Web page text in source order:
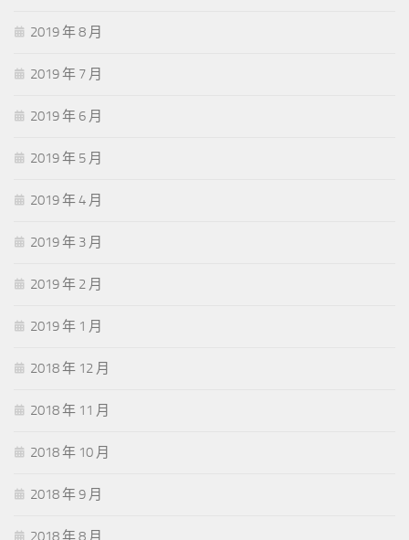
2019 年 8 月
2019 年 7 月
2019 年 6 月
2019 年 5 月
2019 年 4 月
2019 年 3 月
2019 年 2 月
2019 年 1 月
2018 年 12 月
2018 年 11 月
2018 年 10 月
2018 年 9 月
2018 年 8 月